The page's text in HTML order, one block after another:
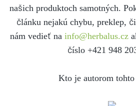
našich produktoch samotných.
článku nejakú chybu, preklep,
nám vedieť na info@herbalus.cz
číslo +421 948
Kto je autorom